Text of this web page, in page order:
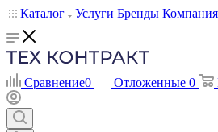
Каталог
Услуги Бренды Компания
Сравнение0 Отложенные 0